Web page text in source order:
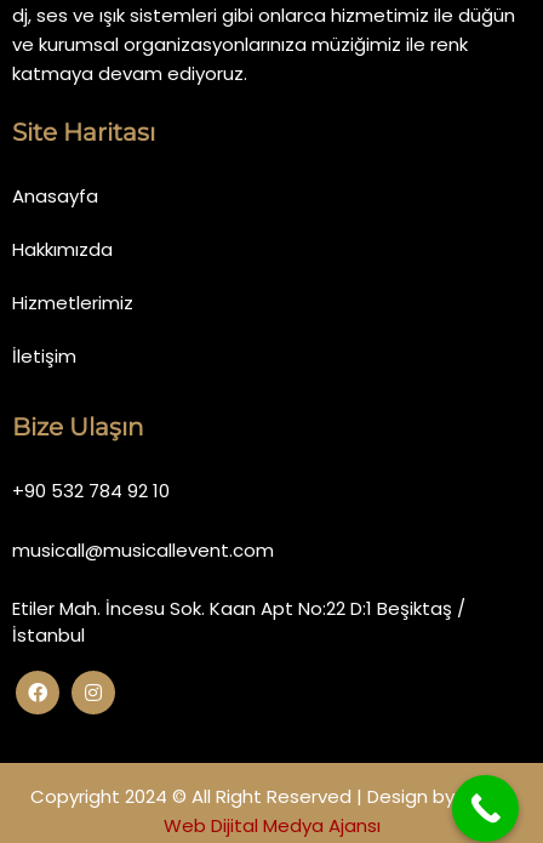
dj, ses ve ışık sistemleri gibi onlarca hizmetimiz ile düğün
ve kurumsal organizasyonlarınıza müziğimiz ile renk
katmaya devam ediyoruz.
Site Haritası
Anasayfa
Hakkımızda
Hizmetlerimiz
İletişim
Bize Ulaşın
+90 532 784 92 10
musicall@musicallevent.com
Etiler Mah. İncesu Sok. Kaan Apt No:22 D:1 Beşiktaş /
İstanbul
Copyright 2024 © All Right Reserved | Design byMiano
Web Dijital Medya Ajansı